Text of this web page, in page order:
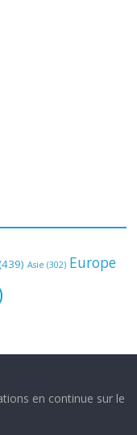
Asie (302) Europe
en continue sur le